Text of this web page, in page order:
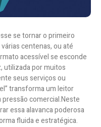
se tornar o primeiro
centenas, ou até
acessível se esconde
utilizada por muitos
seus serviços ou
transforma um leitor
comercial.Neste
essa alavanca poderosa
fluida e estratégica.